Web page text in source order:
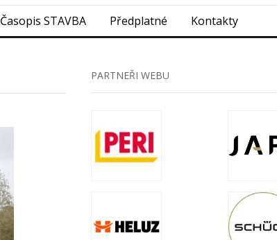
Časopis STAVBA Předplatné Kontakty
PARTNEŘI WEBU